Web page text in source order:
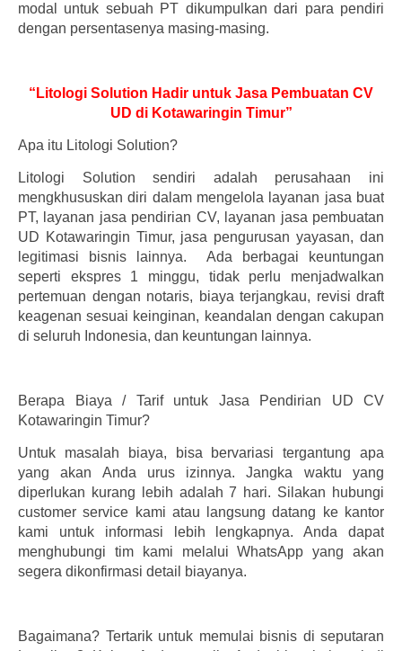
modal untuk sebuah PT dikumpulkan dari para pendiri
dengan persentasenya masing-masing.
“Litologi Solution Hadir untuk Jasa Pembuatan CV
UD di Kotawaringin Timur”
Apa itu Litologi Solution?
Litologi Solution sendiri adalah perusahaan ini
mengkhususkan diri dalam mengelola layanan jasa buat
PT, layanan jasa pendirian CV, layanan jasa pembuatan
UD Kotawaringin Timur, jasa pengurusan yayasan, dan
legitimasi bisnis lainnya. Ada berbagai keuntungan
seperti ekspres 1 minggu, tidak perlu menjadwalkan
pertemuan dengan notaris, biaya terjangkau, revisi draft
keagenan sesuai keinginan, keandalan dengan cakupan
di seluruh Indonesia, dan keuntungan lainnya.
Berapa Biaya / Tarif untuk Jasa Pendirian UD CV
Kotawaringin Timur?
Untuk masalah biaya, bisa bervariasi tergantung apa
yang akan Anda urus izinnya. Jangka waktu yang
diperlukan kurang lebih adalah 7 hari. Silakan hubungi
customer service kami atau langsung datang ke kantor
kami untuk informasi lebih lengkapnya. Anda dapat
menghubungi tim kami melalui WhatsApp yang akan
segera dikonfirmasi detail biayanya.
Bagaimana? Tertarik untuk memulai bisnis di seputaran